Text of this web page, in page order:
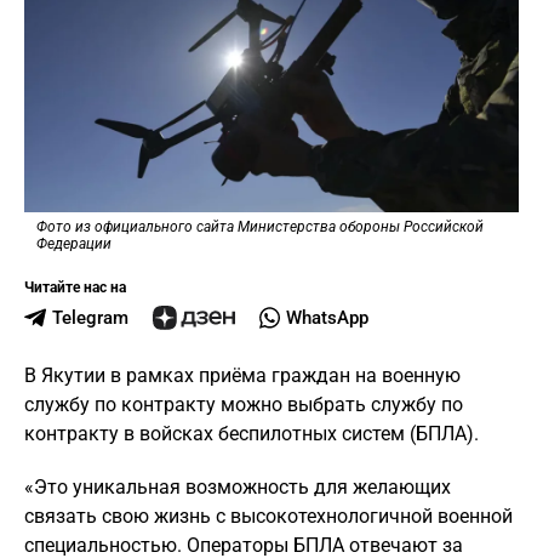
Фото из официального сайта Министерства обороны Российской
Федерации
Читайте нас на
Telegram WhatsApp
В Якутии в рамках приёма граждан на военную
службу по контракту можно выбрать службу по
контракту в войсках беспилотных систем (БПЛА).
«Это уникальная возможность для желающих
связать свою жизнь с высокотехнологичной военной
специальностью. Операторы БПЛА отвечают за